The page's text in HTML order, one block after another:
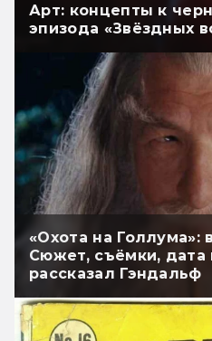
Арт: концепты к
эпизода «Звёздных
«Охота на Голлума»:
Сюжет, съёмки, дата
рассказал Гэндальф